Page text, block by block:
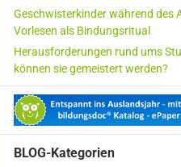
Geschwisterkinder während des
Vorlesen als Bindungsritual
Herausforderungen rund ums
können sie gemeistert werden?
BLOG-Kategorien